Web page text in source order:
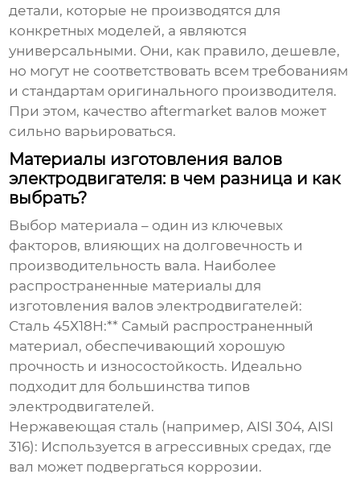
детали, которые не производятся для
конкретных моделей, а являются
универсальными. Они, как правило, дешевле,
но могут не соответствовать всем требованиям
и стандартам оригинального производителя.
При этом, качество aftermarket валов может
сильно варьироваться.
Материалы изготовления валов
электродвигателя: в чем разница и как
выбрать?
Выбор материала – один из ключевых
факторов, влияющих на долговечность и
производительность вала. Наиболее
распространенные материалы для
изготовления валов электродвигателей:
Сталь 45Х18Н:** Самый распространенный
материал, обеспечивающий хорошую
прочность и износостойкость. Идеально
подходит для большинства типов
электродвигателей.
Нержавеющая сталь (например, AISI 304, AISI
316): Используется в агрессивных средах, где
вал может подвергаться коррозии.